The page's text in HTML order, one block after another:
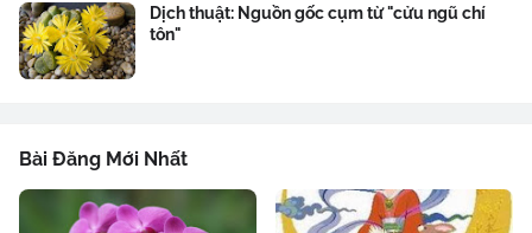
Dịch thuật: Nguồn gốc cụm từ "cửu ngũ chí
tôn"
Bài Đăng Mới Nhất